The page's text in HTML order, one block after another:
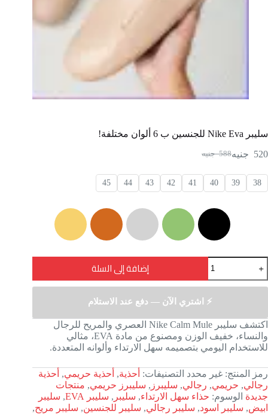
سليبر Nike Eva للجنسين ب 6 ألوان مختلفة!
588 جنيه 520 جنيه
38
39
40
41
42
43
44
45
إضافة إلى السلة
⚡ اشتري الآن — دفع عند الاستلام
اكتشف سليبر Nike Calm Mule العصري والمريح للرجال
والنساء، خفيف الوزن ومصنوع من مادة EVA، مثالي
للاستخدام اليومي بتصميمه سهل الارتداء وألوانه المتعددة.
رمز المنتج: غير محدد التصنيفات: أحذية, أحذية حريمي, أحذية
رجالي, حريمي, رجالي, سليبرز , سليبرز حريمي, منتجات
جديدة الوسوم: حذاء سهل الارتداء, سليبر , سليبر EVA , سليبر
ابيض, سليبر اسود, سليبر رجالي, سليبر للجنسين, سليبر مريح,